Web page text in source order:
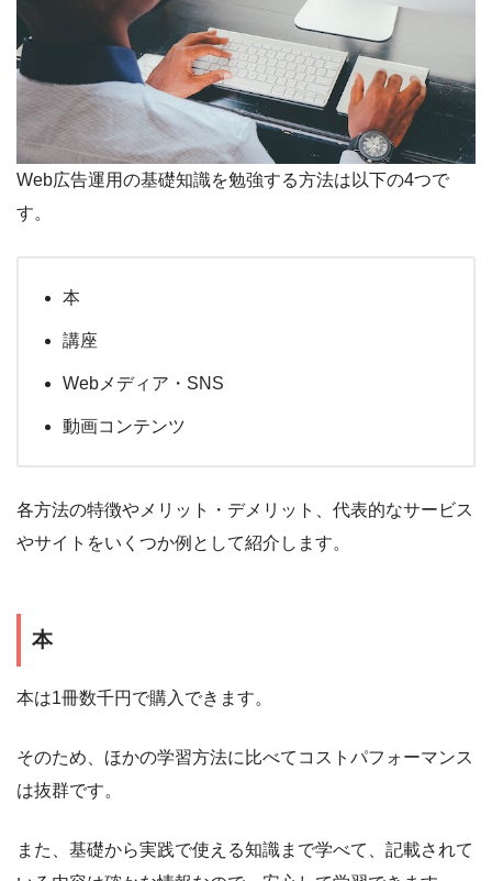
Web広告運用の基礎知識を勉強する方法は以下の4つで
す。
本
講座
Webメディア・SNS
動画コンテンツ
各方法の特徴やメリット・デメリット、代表的なサービス
やサイトをいくつか例として紹介します。
本
本は1冊数千円で購入できます。
そのため、ほかの学習方法に比べてコストパフォーマンス
は抜群です。
また、基礎から実践で使える知識まで学べて、記載されて